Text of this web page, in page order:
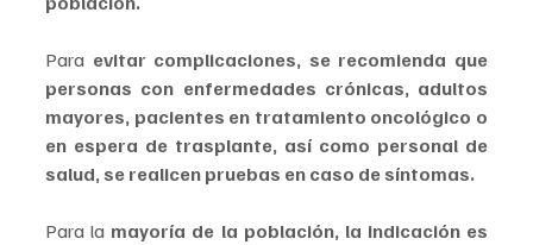
Para evitar complicaciones, se recomienda que
personas con enfermedades crónicas, adultos
mayores, pacientes en tratamiento oncológico o
en espera de trasplante, así como personal de
salud, se realicen pruebas en caso de síntomas.
Para la mayoría de la población, la indicación es